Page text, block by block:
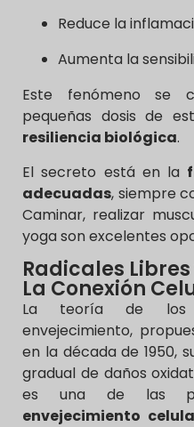
Reduce la
Aumenta la
Este fenómeno se
pequeñas dosis de
resiliencia biológica.
El secreto está en la
adecuadas, siempre
Caminar, realizar
yoga son excelentes
Radicales
La Conexión
La teoría de los
envejecimiento,
en la década de 1950,
gradual de daños
es una de las
envejecimiento